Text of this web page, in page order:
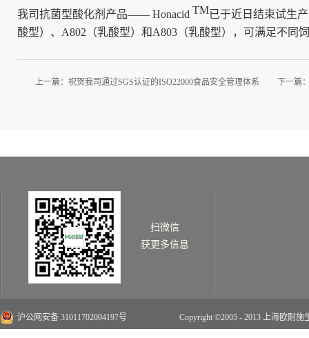
我司抗菌型酸化剂产品—— Honacid TM已于近日结束试生
酸型）、A802（乳酸型）和A803（乳酸型），可满足不同
上一篇： 祝贺我司通过SGS认证的ISO22000食品安全管理体系 下一篇
扫微信
获更多信息
沪公网安备 31011702004197号 Copyright ©2005 - 2013 上海欧耐施